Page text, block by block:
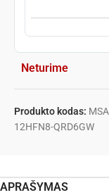
Neturime
Produkto kodas:
12HFN8-QRD6GW
APRAŠYMAS